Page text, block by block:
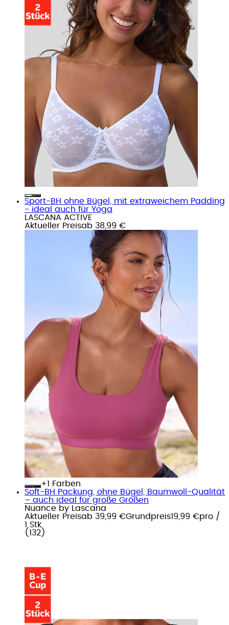
Sport-BH ohne Bügel, mit extraweichem Padding
- ideal auch für Yoga
LASCANA ACTIVE
Aktueller Preisab 38,99 €
+
Farben
Soft-BH Packung, ohne Bügel, Baumwoll-Qualität
– auch ideal für große Größen
Nuance by Lascana
Aktueller Preisab 39,99 €Grundpreis19,99 €pro /
1 Stk
( 132 )